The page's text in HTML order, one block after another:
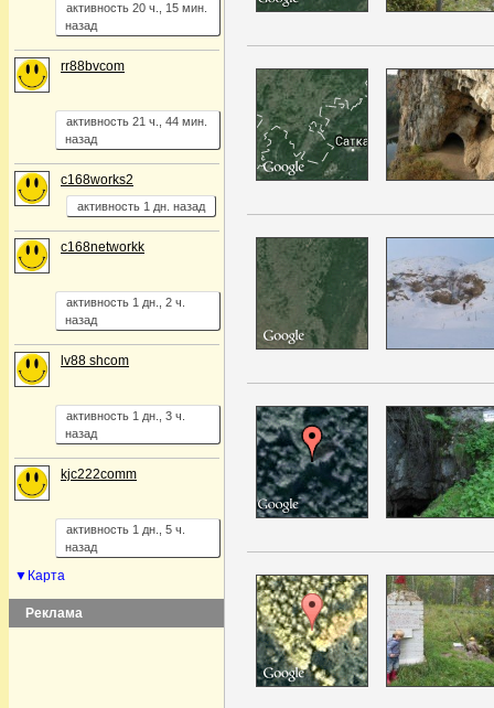
активность 20 ч., 15 мин.
назад
rr88bvcom
активность 21 ч., 44 мин.
назад
c168works2
активность 1 дн. назад
c168networkk
активность 1 дн., 2 ч.
назад
lv88 shcom
активность 1 дн., 3 ч.
назад
kjc222comm
активность 1 дн., 5 ч.
назад
▼Карта
Реклама